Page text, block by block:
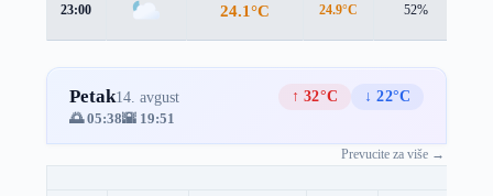
23:00 24.1°C 24.9°C 52%
Petak14. avgust ↑ 32°C
↓ 22°C
🌅 05:38🌇 19:51
Prevucite za više →